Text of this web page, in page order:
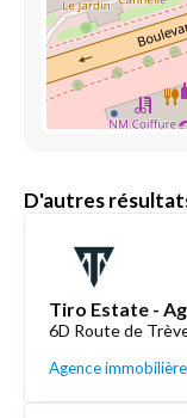
D'autres
Tiro Estate -
6D Route de
Agence immobilière